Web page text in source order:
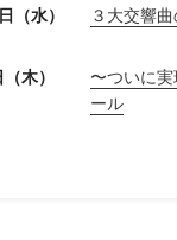
（水） ３大交響
木）
〜ついに
ール